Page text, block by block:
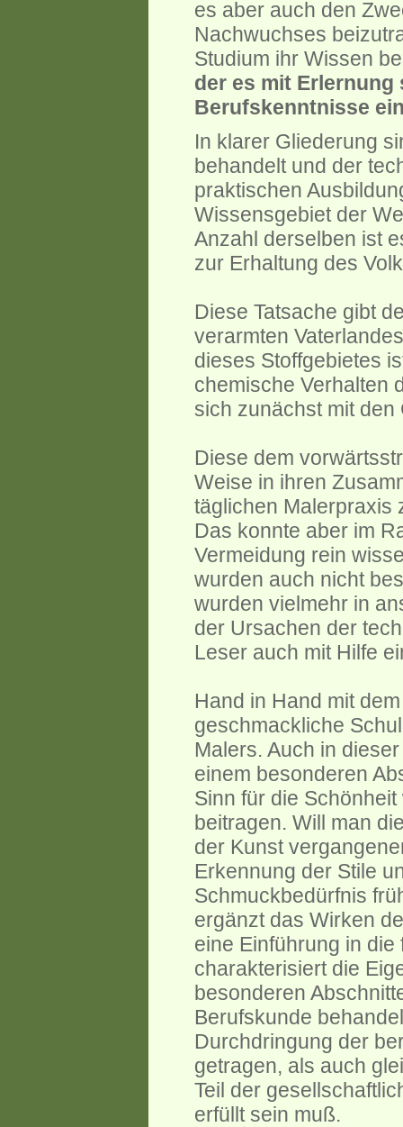
es aber auch den
Nachwuchses
Studium ihr Wissen
der es mit
Berufskenntnisse
In klarer Gliederung
behandelt und der
praktischen
Wissensgebiet der
Anzahl derselben ist
zur Erhaltung des
Diese Tatsache gibt
verarmten
dieses Stoffgebietes
chemische Verhalten
sich zunächst mit
Diese dem
Weise in ihren
täglichen Malerpraxis
Das konnte aber im
Vermeidung rein
wurden auch nicht
wurden vielmehr in
der Ursachen der
Leser auch mit Hilfe
Hand in Hand mit
geschmackliche
Malers. Auch in
einem besonderen
Sinn für die
beitragen. Will man
der Kunst
Erkennung der Stile
Schmuckbedürfnis
ergänzt das Wirken
eine Einführung in
charakterisiert die
besonderen
Berufskunde
Durchdringung der
getragen, als auch
Teil der
erfüllt sein muß.